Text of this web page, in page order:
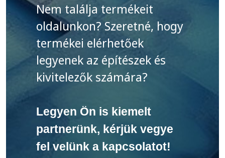
Nem találja termékeit
oldalunkon? Szeretné, hogy
termékei elérhetőek
legyenek az építészek és
kivitelezők számára?
Legyen Ön is kiemelt
partnerünk, kérjük vegye
fel velünk a kapcsolatot!